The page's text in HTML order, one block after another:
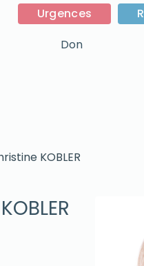
Urgences
Don
KOBLER